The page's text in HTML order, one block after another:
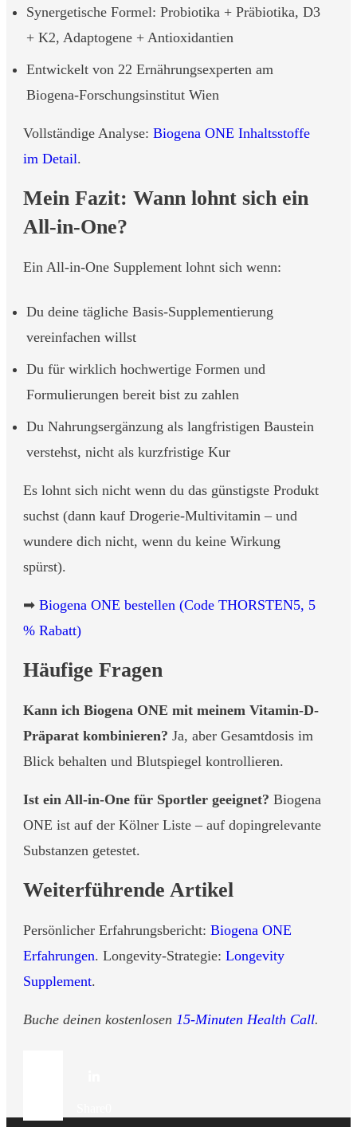
Synergetische Formel: Probiotika + Präbiotika, D3
+ K2, Adaptogene + Antioxidantien
Entwickelt von 22 Ernährungsexperten am
Biogena-Forschungsinstitut Wien
Vollständige Analyse: Biogena ONE Inhaltsstoffe
im Detail.
Mein Fazit: Wann lohnt sich ein
All-in-One?
Ein All-in-One Supplement lohnt sich wenn:
Du deine tägliche Basis-Supplementierung
vereinfachen willst
Du für wirklich hochwertige Formen und
Formulierungen bereit bist zu zahlen
Du Nahrungsergänzung als langfristigen Baustein
verstehst, nicht als kurzfristige Kur
Es lohnt sich nicht wenn du das günstigste Produkt
suchst (dann kauf Drogerie-Multivitamin – und
wundere dich nicht, wenn du keine Wirkung
spürst).
➡ Biogena ONE bestellen (Code THORSTEN5, 5
% Rabatt)
Häufige Fragen
Kann ich Biogena ONE mit meinem Vitamin-D-
Präparat kombinieren? Ja, aber Gesamtdosis im
Blick behalten und Blutspiegel kontrollieren.
Ist ein All-in-One für Sportler geeignet? Biogena
ONE ist auf der Kölner Liste – auf dopingrelevante
Substanzen getestet.
Weiterführende Artikel
Persönlicher Erfahrungsbericht: Biogena ONE
Erfahrungen. Longevity-Strategie: Longevity
Supplement.
Buche deinen kostenlosen 15-Minuten Health Call.